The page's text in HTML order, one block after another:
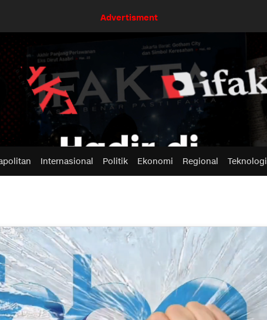
Advertisment
Internasional Politik Ekonomi Regional Teknologi